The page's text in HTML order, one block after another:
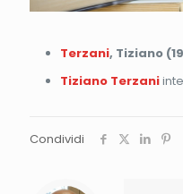
Terzani, Tiziano
Tiziano Terzani
Condividi